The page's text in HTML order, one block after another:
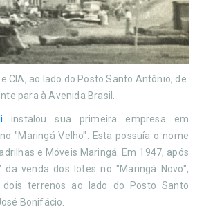
CIA, ao lado do Posto Santo Antônio, de
para à Avenida Brasil.
instalou sua primeira empresa em
"Maringá Velho". Esta possuía o nome
e Móveis Maringá. Em 1947, após
venda dos lotes no "Maringá Novo",
dois terrenos ao lado do Posto Santo
Bonifácio.